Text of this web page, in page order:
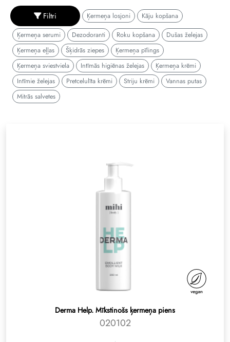
Filtri Ķermeņa losjoni Kāju kopšana
Ķermeņa serumi Dezodoranti Roku kopšana
Dušas želejas
Ķermeņa eļļas
Šķidrās ziepes
Ķermeņa pīlings
Ķermeņa sviestviela
Intīmās higiēnas želejas
Ķermeņa krēmi
Intīmie želejas
Pretcelulīta krēmi Striju krēmi
Vannas putas
Mitrās salvetes
Derma Help. Mīkstinošs ķermeņa piens
020102